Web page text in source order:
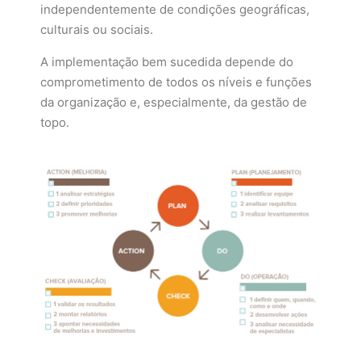
independentemente de condições geográficas,
culturais ou sociais.
A implementação bem sucedida depende do
comprometimento de todos os níveis e funções
da organização e, especialmente, da gestão de
topo.